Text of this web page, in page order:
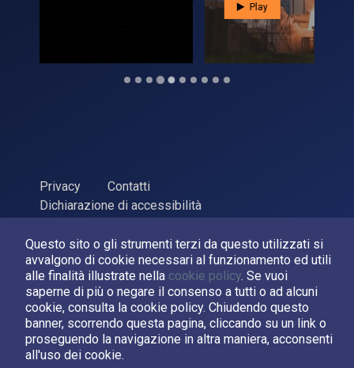
Questo sito o gli strumenti terzi da questo utilizzati si
avvalgono di cookie necessari al funzionamento ed utili
alle finalità illustrate nella cookie policy. Se vuoi
saperne di più o negare il consenso a tutti o ad alcuni
cookie, consulta la cookie policy. Chiudendo questo
banner, scorrendo questa pagina, cliccando su un link o
proseguendo la navigazione in altra maniera, acconsenti
all'uso dei cookie.
Privacy
Contatti
Dichiarazione di accessibilità
ASI Agenzia Spaziale Italiana, 2026. P.Iva 03638121008
Sviluppato daLPM
Seguici su:
Asi su Facebook
Asi su XCanale Asi su YouTube